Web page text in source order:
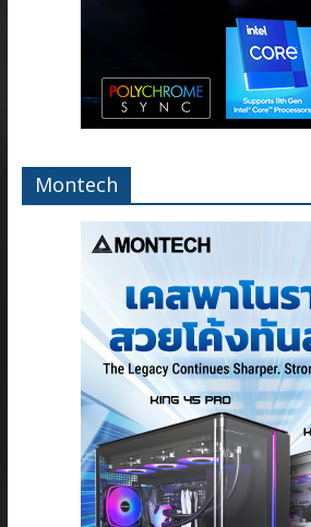
Montech